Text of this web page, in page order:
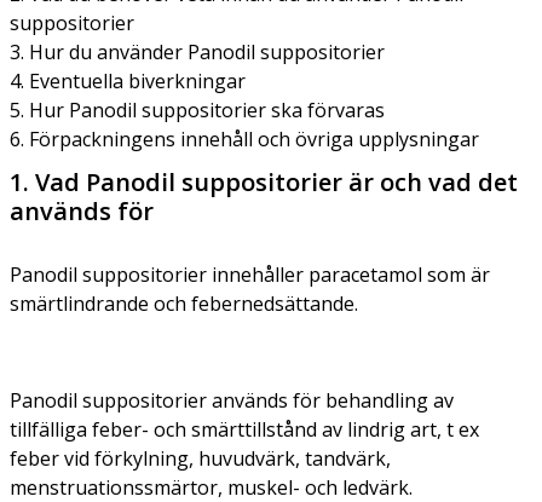
suppositorier
3. Hur du använder Panodil suppositorier
4. Eventuella biverkningar
5. Hur Panodil suppositorier ska förvaras
6. Förpackningens innehåll och övriga upplysningar
1. Vad Panodil suppositorier är och vad det
används för
Panodil suppositorier innehåller paracetamol som är
smärtlindrande och febernedsättande.
Panodil suppositorier används för behandling av
tillfälliga feber- och smärttillstånd av lindrig art, t ex
feber vid förkylning, huvudvärk, tandvärk,
menstruationssmärtor, muskel- och ledvärk.